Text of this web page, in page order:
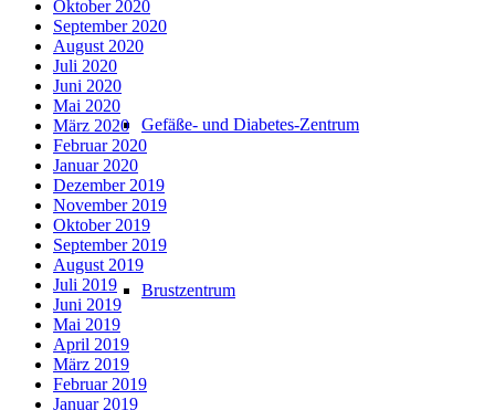
Gefäße- und Diabetes-Zentrum
Brustzentrum
Oktober 2020
September 2020
August 2020
Juli 2020
Juni 2020
Mai 2020
März 2020
Februar 2020
Januar 2020
Dezember 2019
November 2019
Oktober 2019
September 2019
August 2019
Juli 2019
Juni 2019
Mai 2019
April 2019
März 2019
Februar 2019
Januar 2019